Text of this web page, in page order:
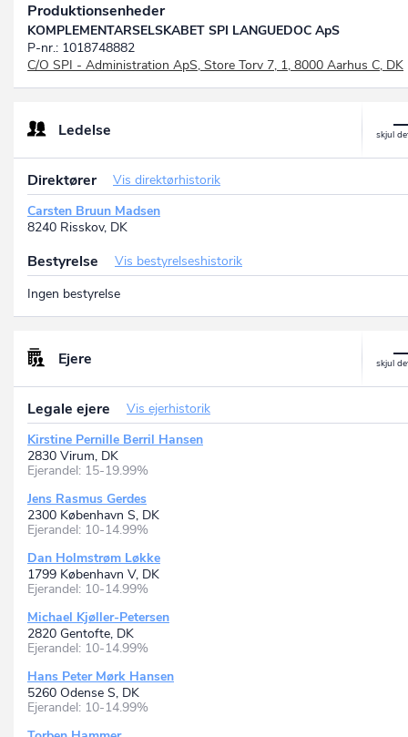
Produktionsenheder
KOMPLEMENTARSELSKABET SPI LANGUEDOC ApS
P-nr.: 1018748882
C/O SPI - Administration ApS, Store Torv 7, 1, 8000 Aarhus C, DK
Ledelse
Direktører
Vis direktørhistorik
Carsten Bruun Madsen
8240 Risskov, DK
Bestyrelse
Vis bestyrelseshistorik
Ingen bestyrelse
Ejere
Legale ejere
Vis ejerhistorik
Kirstine Pernille Berril Hansen
2830 Virum, DK
Ejerandel: 15-19.99%
Jens Rasmus Gerdes
2300 København S, DK
Ejerandel: 10-14.99%
Dan Holmstrøm Løkke
1799 København V, DK
Ejerandel: 10-14.99%
Michael Kjøller-Petersen
2820 Gentofte, DK
Ejerandel: 10-14.99%
Hans Peter Mørk Hansen
5260 Odense S, DK
Ejerandel: 10-14.99%